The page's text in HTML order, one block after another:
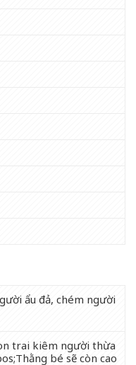
ẩu đả, chém người
trai kiêm người thừa
bé sẽ còn cao